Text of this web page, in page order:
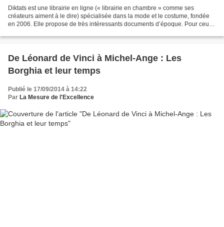
Diktats est une librairie en ligne (« librairie en chambre » comme ses
créateurs aiment à le dire) spécialisée dans la mode et le costume, fondée
en 2006. Elle propose de très intéressants documents d’époque. Pour ceux
De Léonard de Vinci à Michel-Ange : Les
Borghia et leur temps
Publié le 17/09/2014 à 14:22
Par La Mesure de l'Excellence